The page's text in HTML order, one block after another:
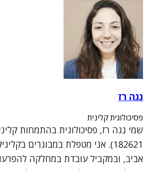
נגה רז
פסיכולוגית קלינית
182621). אני מטפלת במבוגרים
אביב, ובמקביל עובדת במחלקה